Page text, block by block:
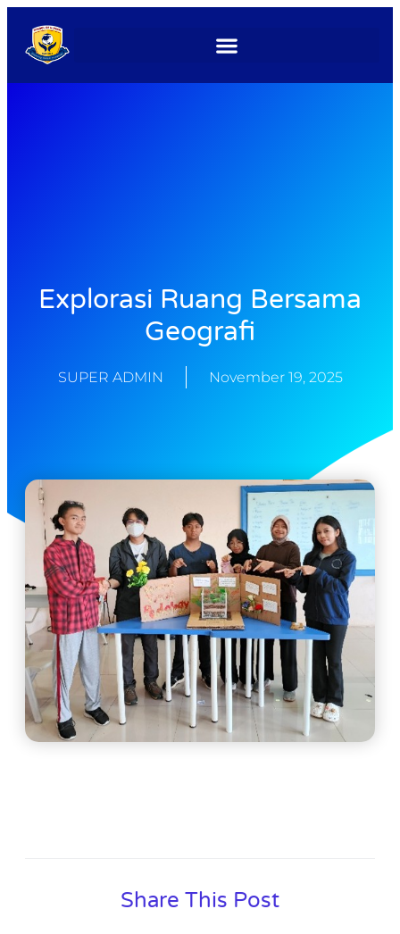
Explorasi Ruang Bersama
Geografi
SUPER ADMIN November 19, 2025
Share This Post